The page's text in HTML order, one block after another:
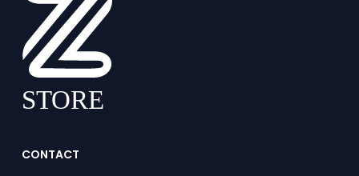
CONTACT